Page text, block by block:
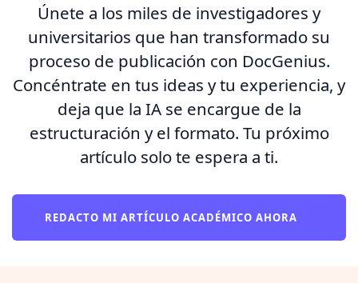
Únete a los miles de investigadores y
universitarios que han transformado su
proceso de publicación con DocGenius.
Concéntrate en tus ideas y tu experiencia, y
deja que la IA se encargue de la
estructuración y el formato. Tu próximo
artículo solo te espera a ti.
REDACTO MI ARTÍCULO ACADÉMICO AHORA